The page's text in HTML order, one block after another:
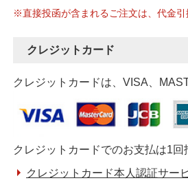
※直接投函が含まれるご注文は、代金引
クレジットカード
クレジットカードは、VISA、
クレジットカードでのお支払は1回
クレジットカード本人認証サー